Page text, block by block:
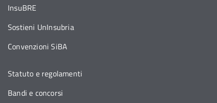
InsuBRE
Sostieni UnInsubria
Convenzioni SiBA
Statuto e regolamenti
Bandi e concorsi